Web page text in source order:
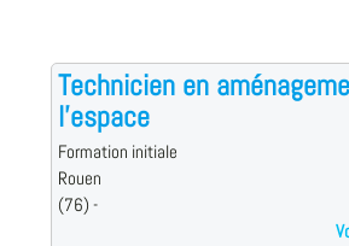
Technicien en
l'espace
Formation initiale
Rouen
(76) -